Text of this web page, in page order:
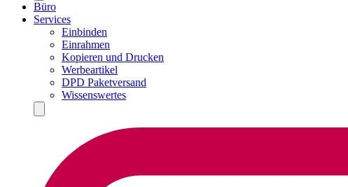
Büro
Services
Einbinden
Einrahmen
Kopieren und Drucken
Werbeartikel
DPD Paketversand
Wissenswertes